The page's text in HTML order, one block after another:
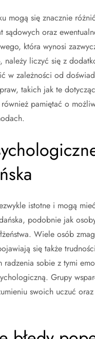
mogą się znacznie
sądowych oraz
która wynosi
liczyć się z
w zależności od
takich jak te
pamiętać o
istotne i mogą
podobnie jak
Wiele osób
się także
radzenia sobie z tymi
Grupy
swoich uczuć